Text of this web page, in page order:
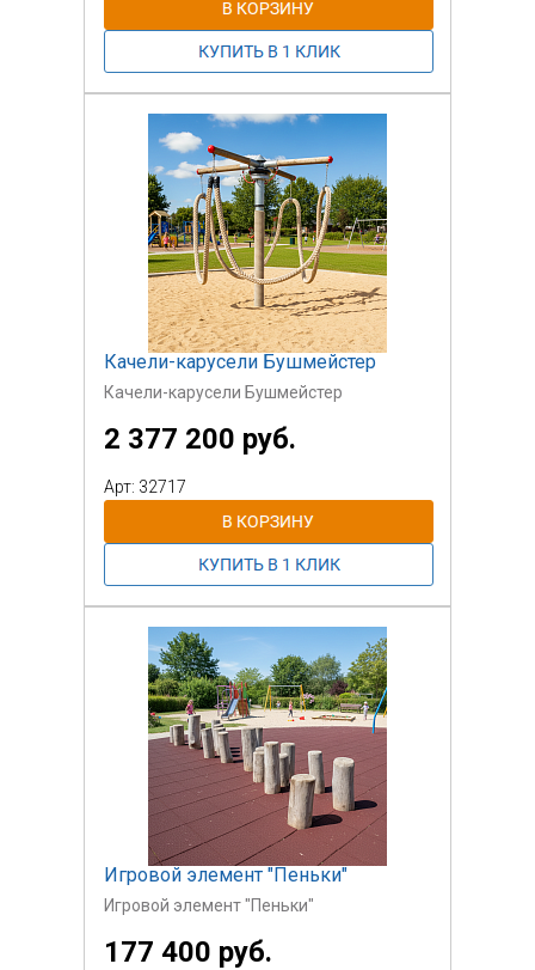
Качели-карусели Бушмейстер
Качели-карусели Бушмейстер
2 377 200 руб.
Арт: 32717
Игровой элемент "Пеньки"
Игровой элемент "Пеньки"
177 400 руб.